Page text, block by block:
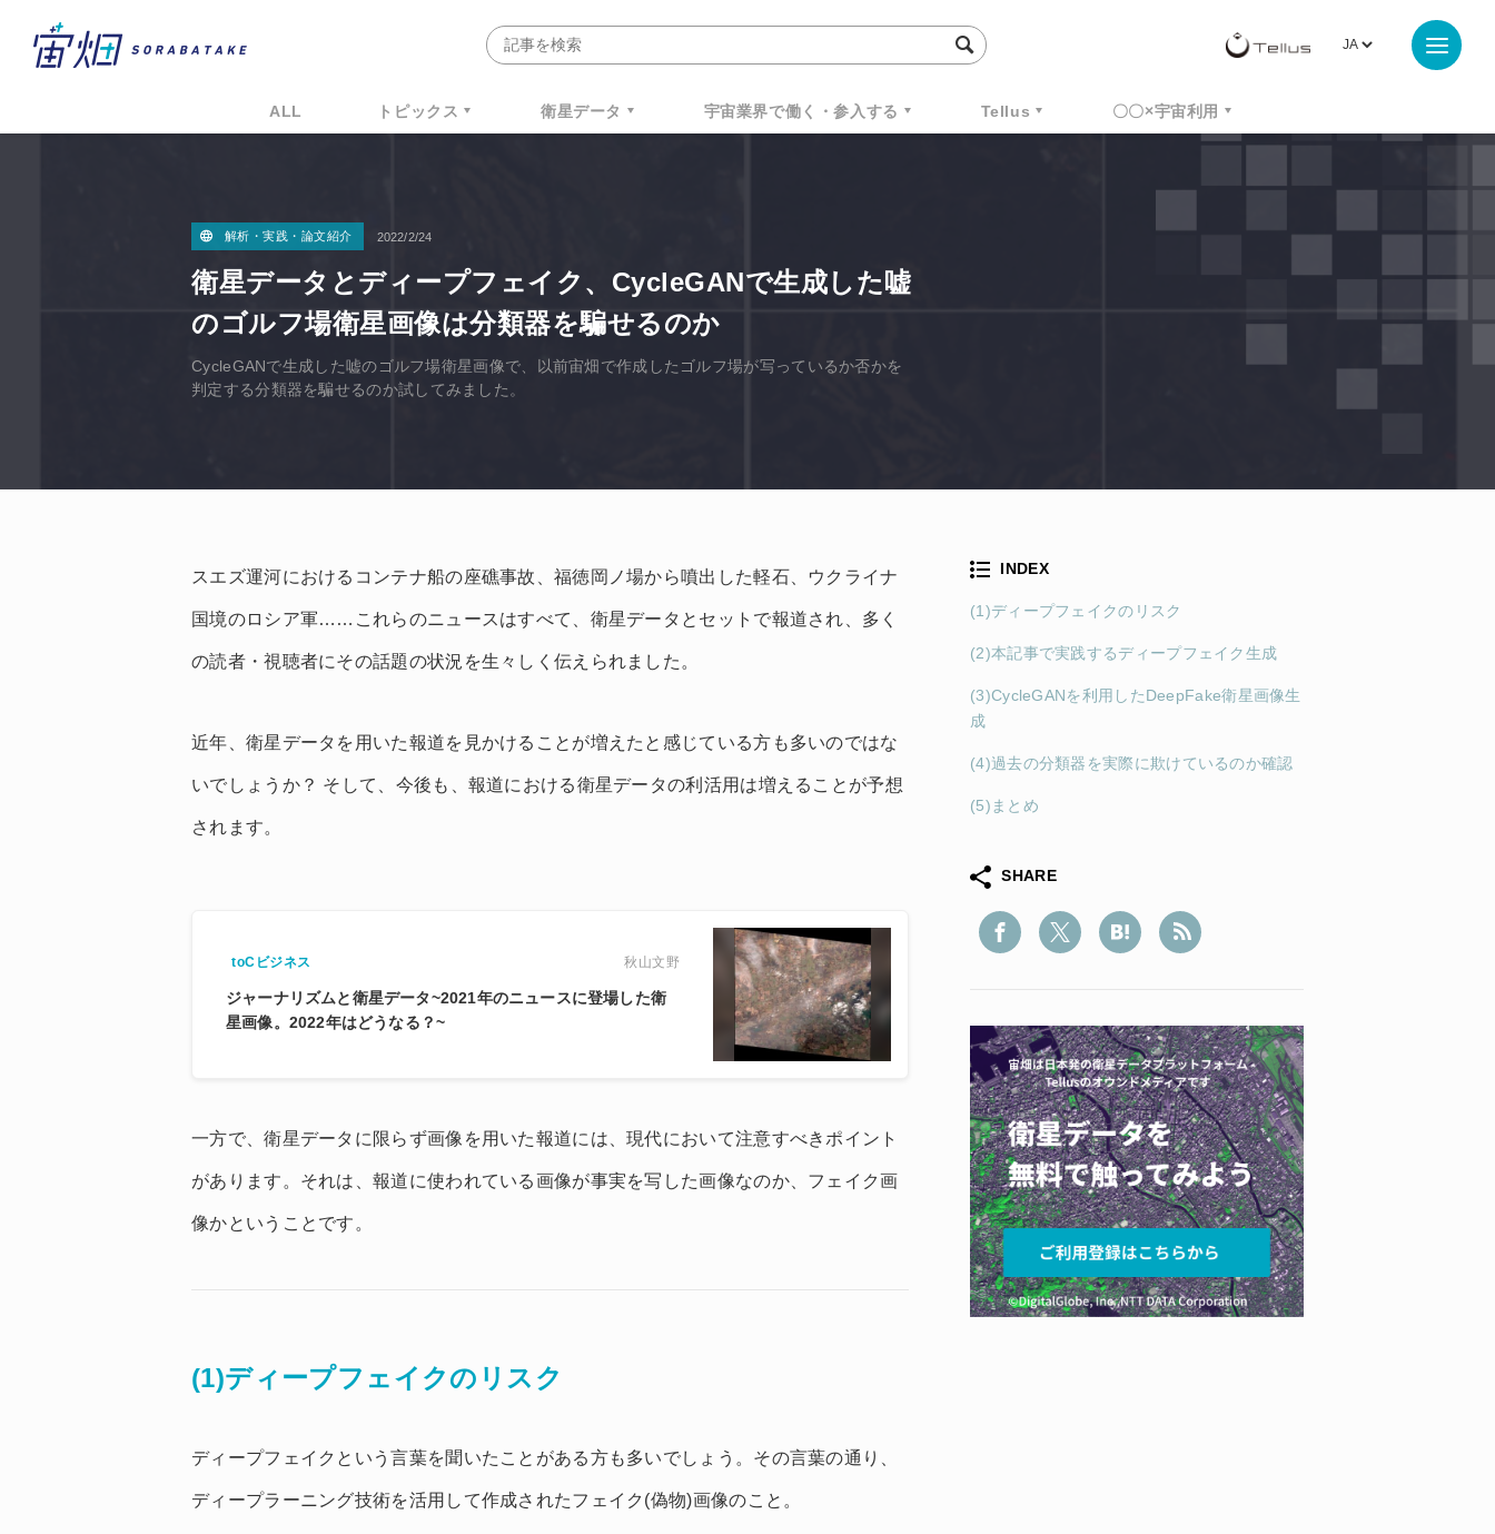
ALL トピックス 衛星データ 宇宙業界で働く・参入する Tellus 〇〇×宇宙利用
解析・実践・論文紹介 2022/2/24
衛星データとディープフェイク、CycleGANで生成した嘘
のゴルフ場衛星画像は分類器を騙せるのか
CycleGANで生成した嘘のゴルフ場衛星画像で、以前宙畑で作成したゴルフ場が写っているか否かを
判定する分類器を騙せるのか試してみました。
スエズ運河におけるコンテナ船の座礁事故、福徳岡ノ場から噴出した軽石、ウクライナ
国境のロシア軍……これらのニュースはすべて、衛星データとセットで報道され、多く
の読者・視聴者にその話題の状況を生々しく伝えられました。
近年、衛星データを用いた報道を見かけることが増えたと感じている方も多いのではな
いでしょうか？ そして、今後も、報道における衛星データの利活用は増えることが予想
されます。
toCビジネス 秋山文野
ジャーナリズムと衛星データ~2021年のニュースに登場した衛
星画像。2022年はどうなる？~
一方で、衛星データに限らず画像を用いた報道には、現代において注意すべきポイント
があります。それは、報道に使われている画像が事実を写した画像なのか、フェイク画
像かということです。
(1)ディープフェイクのリスク
ディープフェイクという言葉を聞いたことがある方も多いでしょう。その言葉の通り、
ディープラーニング技術を活用して作成されたフェイク(偽物)画像のこと。
INDEX
(1)ディープフェイクのリスク
(2)本記事で実践するディープフェイク生成
(3)CycleGANを利用したDeepFake衛星画像生
成
(4)過去の分類器を実際に欺けているのか確認
(5)まとめ
SHARE